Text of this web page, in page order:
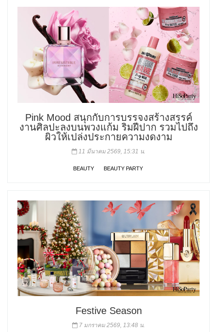
Pink Mood สนุกกับการบรรจงสร้างสรรค์
งานศิลปะลงบนพวงแก้ม ริมฝีปาก รวมไปถึง
ผิวให้เปล่งประกายความงดงาม
11 มีนาคม 2569, 15:31 น.
BEAUTY BEAUTY PARTY
Festive Season
7 มกราคม 2569, 13:48 น.